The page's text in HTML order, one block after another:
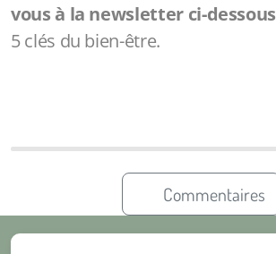
vous à la newsletter ci-dessous
5 clés du bien-être.
Commentaires